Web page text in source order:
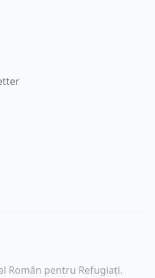
Român pentru Refugiați.